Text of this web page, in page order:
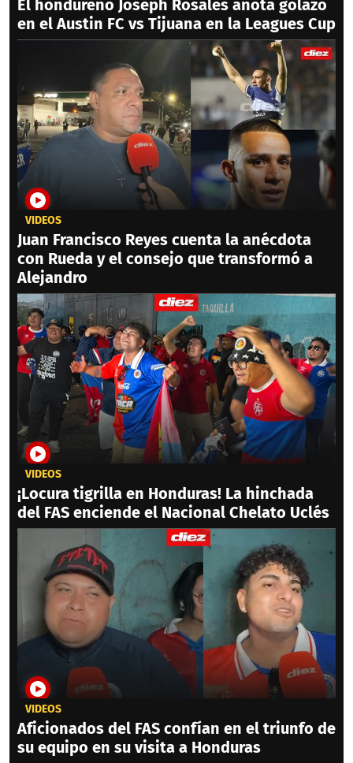
El hondureño Joseph Rosales anota golazo
en el Austin FC vs Tijuana en la Leagues Cup
VIDEOS
Juan Francisco Reyes cuenta la anécdota
con Rueda y el consejo que transformó a
Alejandro
VIDEOS
¡Locura tigrilla en Honduras! La hinchada
del FAS enciende el Nacional Chelato Uclés
VIDEOS
Aficionados del FAS confían en el triunfo de
su equipo en su visita a Honduras